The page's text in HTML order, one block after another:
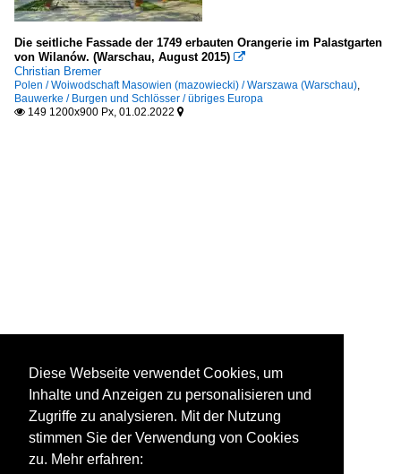
Die seitliche Fassade der 1749 erbauten Orangerie im Palastgarten
von Wilanów. (Warschau, August 2015) 
Christian Bremer
Polen / Woiwodschaft Masowien (mazowiecki) / Warszawa (Warschau),
Bauwerke / Burgen und Schlösser / übriges Europa
 149 1200x900 Px, 01.02.2022 
Diese Webseite verwendet Cookies, um
Inhalte und Anzeigen zu personalisieren und
Zugriffe zu analysieren. Mit der Nutzung
stimmen Sie der Verwendung von Cookies
zu. Mehr erfahren: